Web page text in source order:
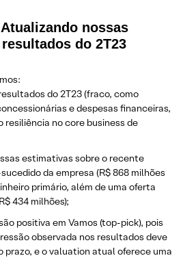
nossas
do 2T23
do 2T23 (fraco, como
e despesas financeiras,
resiliência no core business de
estimativas sobre o recente
da empresa (R$ 868 milhões
primário, além de uma oferta
434 milhões);
positiva em Vamos (top-pick), pois
observada nos resultados deve
prazo, e o valuation atual oferece uma